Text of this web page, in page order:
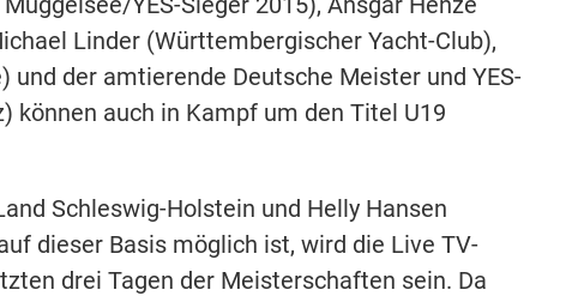
Linder (Württembergischer Yacht-Club),
der amtierende Deutsche Meister und YES-
können auch in Kampf um den Titel U19
Schleswig-Holstein und Helly Hansen
dieser Basis möglich ist, wird die Live TV-
drei Tagen der Meisterschaften sein. Da